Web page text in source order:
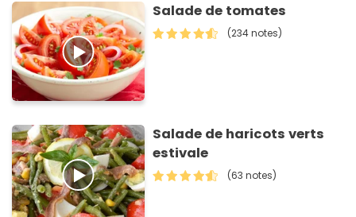
Salade de tomates
(234 notes)
Salade de haricots verts
estivale
(63 notes)